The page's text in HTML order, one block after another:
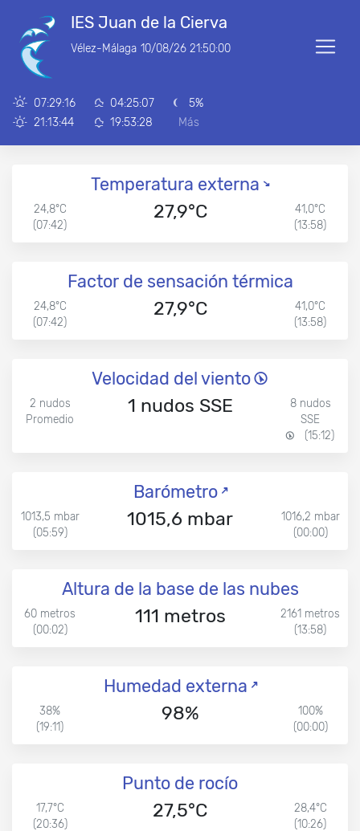
IES Juan de la Cierva
Vélez-Málaga 10/08/26 21:50:00
07:29:16
21:13:44
04:25:07
19:53:28
5%
Más
Temperatura externa
24,8°C
(07:42)
27,9°C
41,0°C
(13:58)
Factor de sensación térmica
24,8°C
(07:42)
27,9°C
41,0°C
(13:58)
Velocidad del viento
2 nudos
Promedio
1 nudos SSE
8 nudos
SSE
(15:12)
Barómetro
1013,5 mbar
(05:59)
1015,6 mbar
1016,2 mbar
(00:00)
Altura de la base de las nubes
60 metros
(00:02)
111 metros
2161 metros
(13:58)
Humedad externa
38%
(19:11)
98%
100%
(00:00)
Punto de rocío
17,7°C
(20:36)
27,5°C
28,4°C
(10:26)